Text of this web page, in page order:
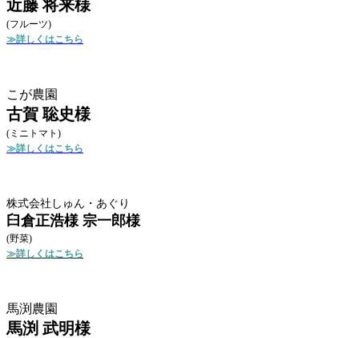
近藤 将来様
(フルーツ)
≫詳しくはこちら
こが農園
古賀 聡史様
(ミニトマト)
≫詳しくはこちら
株式会社しゅん・あぐり
臼倉正浩様 宗一郎様
(野菜)
≫詳しくはこちら
馬渕農園
馬渕 武明様